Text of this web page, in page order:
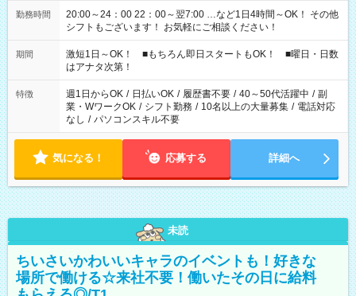
勤務時間
20:00～24：00 22：00～翌7:00 …など1日4時間～OK！ その他
シフトもございます！ お気軽にご相談ください！
期間
激短1日～OK！ ■もちろん即日スタートもOK！ ■曜日・日数
はアナタ次第！
特徴 週1日からOK / 日払いOK / 履歴書不要 / 40～50代活躍中 / 副
業・WワークOK / シフト勤務 / 10名以上の大量募集 / 電話対応
なし / パソコンスキル不要
気になる！ 応募する 詳細へ
未読
ちいさいかわいいキャラのイベントも！好きな
場所で働ける☆来社不要！働いたその日に給料